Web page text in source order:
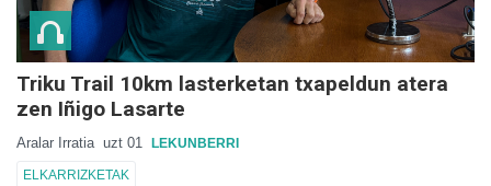
Triku Trail 10km lasterketan txapeldun atera
zen Iñigo Lasarte
Aralar Irratia uzt 01 LEKUNBERRI
ELKARRIZKETAK